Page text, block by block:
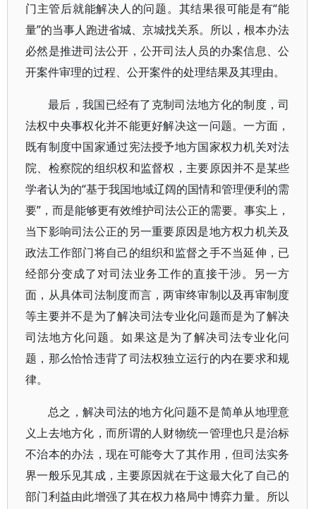
门主管后就能解决人的问题。其结果很可能是有“能
量”的当事人跑进省城、京城找关系。所以，根本办法
必然是推进司法公开，公开司法人员的办案信息、公
开案件审理的过程、公开案件的处理结果及其理由。
最后，我国已经有了克制司法地方化的制度，司
法权中央事权化并不能更好解决这一问题。一方面，
既有制度中国家通过宪法授予地方国家权力机关对法
院、检察院的组织权和监督权，主要原因并不是某些
学者认为的“基于我国地域辽阔的国情和管理便利的需
要”，而是能够更有效维护司法公正的需要。事实上，
当下影响司法公正的另一重要原因是地方权力机关及
政法工作部门将自己的组织和监督之手不当延伸，已
经部分变成了对司法业务工作的直接干涉。另一方
面，从具体司法制度而言，两审终审制以及再审制度
等主要并不是为了解决司法专业化问题而是为了解决
司法地方化问题。如果这是为了解决司法专业化问
题，那么恰恰违背了司法权独立运行的内在要求和规
律。
总之，解决司法的地方化问题不是简单从地理意
义上去地方化，而所谓的人财物统一管理也只是治标
不治本的办法，现在可能夸大了其作用，但司法实务
界一般乐见其成，主要原因就在于这最大化了自己的
部门利益由此增强了其在权力格局中博弈力量。所以